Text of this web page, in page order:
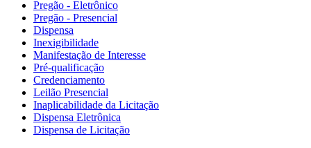
Pregão - Eletrônico
Pregão - Presencial
Dispensa
Inexigibilidade
Manifestação de Interesse
Pré-qualificação
Credenciamento
Leilão Presencial
Inaplicabilidade da Licitação
Dispensa Eletrônica
Dispensa de Licitação